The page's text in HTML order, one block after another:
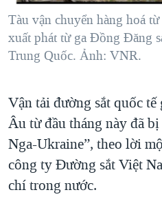
VĂN HOÁ
THỂ THAO
GROUND ZERO – XƯA VÀ
CHI PHÍ CHIẾN TRANH
THƯỢNG ĐỈNH TRUMP-KIM
TRỊNH VĨNH BÌNH VS. CHÍNH
NGƯ DÂN VIỆT VÀ LÀN
BÊN KIA QUỐC LỘ: TIẾNG
Ngôn ngữ khác
Tàu vận chuyển hàng hoá
xuất phát từ ga Đồng Đăng
Trung Quốc. Ảnh: VNR.
Vận tải đường sắt quốc
Âu từ đầu tháng này đã
Nga-Ukraine”, theo lời
công ty Đường sắt Việt
chí trong nước.